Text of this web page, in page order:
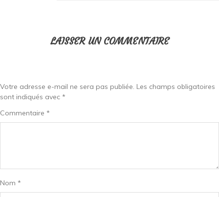
LAISSER UN COMMENTAIRE
Votre adresse e-mail ne sera pas publiée. Les champs obligatoires
sont indiqués avec *
Commentaire *
Nom *